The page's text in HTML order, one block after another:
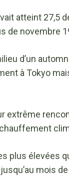
atteint 27,5
de novembre
d’un
à Tokyo
extrême
plus élevées
mois